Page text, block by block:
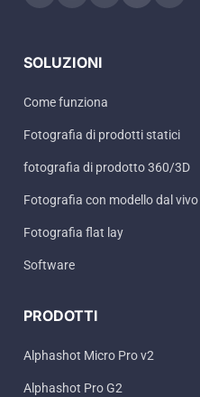
SOLUZIONI
Come funziona
Fotografia di prodotti statici
fotografia di prodotto 360/3D
Fotografia con modello dal vivo
Fotografia flat lay
Software
PRODOTTI
Alphashot Micro Pro v2
Alphashot Pro G2